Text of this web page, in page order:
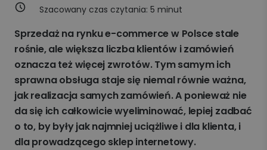
Szacowany czas czytania: 5 minut
Sprzedaż na rynku e-commerce w Polsce stale
rośnie, ale większa liczba klientów i zamówień
oznacza też więcej zwrotów. Tym samym ich
sprawna obsługa staje się niemal równie ważna,
jak realizacja samych zamówień. A ponieważ nie
da się ich całkowicie wyeliminować, lepiej zadbać
o to, by były jak najmniej uciążliwe i dla klienta, i
dla prowadzącego sklep internetowy.